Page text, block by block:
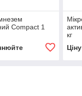
Compact 1
кг